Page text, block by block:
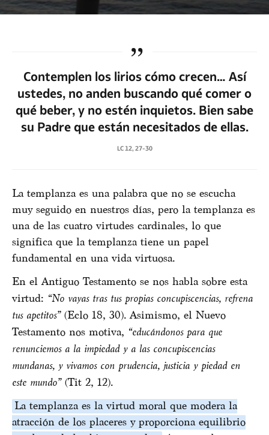
Contemplen los lirios cómo crecen… Así
ustedes, no anden buscando qué comer o
qué beber, y no estén inquietos. Bien sabe
su Padre que están necesitados de ellas.
LC 12, 27-30
La templanza es una palabra que no se escucha
muy seguido en nuestros días, pero la templanza es
una de las cuatro virtudes cardinales, lo que
significa que la templanza tiene un papel
fundamental en una vida virtuosa.
En el Antiguo Testamento se nos habla sobre esta
virtud: “No vayas tras tus propias concupiscencias, refrena
tus apetitos”(Eclo 18, 30). Asimismo, el Nuevo
Testamento nos motiva, “educándonos para que
renunciemos a la impiedad y a las concupiscencias
mundanas, y vivamos con prudencia, justicia y piedad en
este mundo”(Tit 2, 12).
La templanza es la virtud moral que modera la
atracción de los placeres y proporciona equilibrio